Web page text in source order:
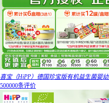
喜宝（HiPP）德国珍宝版有机益生菌婴
500000条评价